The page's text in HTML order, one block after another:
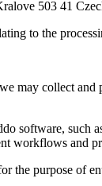
503 41
to the
may collect
software, such
workflows and
the purpose of